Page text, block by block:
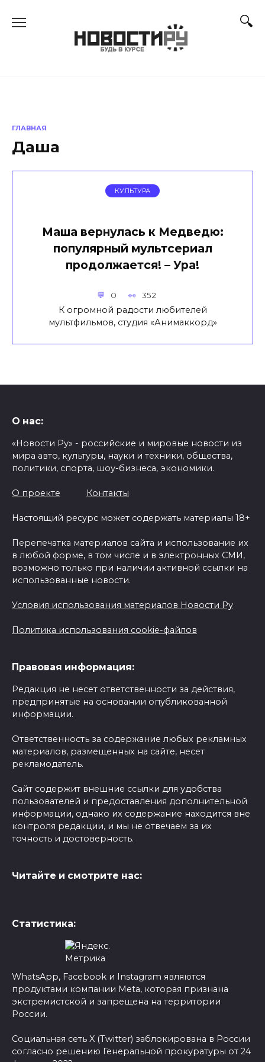
ГЛАВНАЯ
Даша
КУЛЬТУРА
Маша вернулась к Медведю:
популярный мультсериал
продолжается! – Ура!
0 352
К огромной радости любителей
мультфильмов, студия «Анимаккорд»
О нас:
«Новости Ру» - российские и мировые новости из
мира авто, культуры, науки и техники, общества,
политики, спорта, шоу-бизнеса, экономики.
О проекте Контакты
Настоящий ресурс может содержать материалы 18+
Перепечатка материалов сайта и использование их
в любой форме, в том числе и в электронных СМИ,
возможно только при наличии активной ссылки на
использованные новости.
Условия использования материалов Новости Ру
Политика использования cookie-файлов
Правовая информация:
Редакция не несет ответственности за действия,
предпринятые на основании опубликованной
информации.
Ответственность за содержание любых рекламных
материалов, размещенных на сайте, несет
рекламодатель.
Сайт содержит внешние ссылки для удобства
пользователей и предоставления дополнительной
информации, однако их содержание находится вне
контроля редакции, и мы не отвечаем за их
точность и достоверность.
Читайте и смотрите нас:
Статистика:
WhatsApp, Facebook и Instagram являются
продуктами компании Meta, которая признана
экстремистской и запрещена на территории
России.
Социальная сеть X (Twitter) заблокирована в России
согласно решению Генеральной прокуратуры от 24